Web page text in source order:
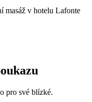
masáž v hotelu Lafonte
pro své blízké.